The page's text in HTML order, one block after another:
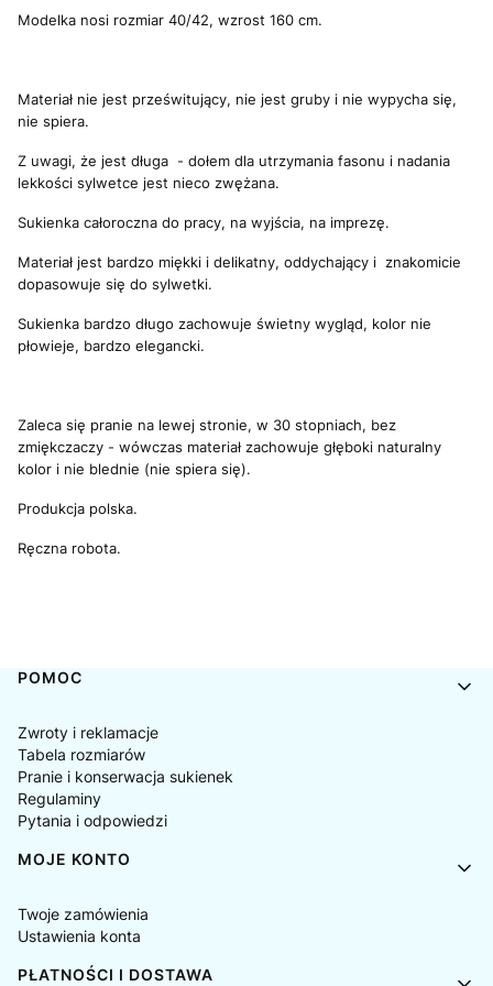
Modelka nosi rozmiar 40/42, wzrost 160 cm.
Materiał nie jest prześwitujący, nie jest gruby i nie wypycha się,
nie spiera.
Z uwagi, że jest długa - dołem dla utrzymania fasonu i nadania
lekkości sylwetce jest nieco zwężana.
Sukienka całoroczna do pracy, na wyjścia, na imprezę.
Materiał jest bardzo miękki i delikatny, oddychający i znakomicie
dopasowuje się do sylwetki.
Sukienka bardzo długo zachowuje świetny wygląd, kolor nie
płowieje, bardzo elegancki.
Zaleca się pranie na lewej stronie, w 30 stopniach, bez
zmiękczaczy - wówczas materiał zachowuje głęboki naturalny
kolor i nie blednie (nie spiera się).
Produkcja polska.
Ręczna robota.
Linki w stopce
POMOC
Zwroty i reklamacje
Tabela rozmiarów
Pranie i konserwacja sukienek
Regulaminy
Pytania i odpowiedzi
MOJE KONTO
Twoje zamówienia
Ustawienia konta
PŁATNOŚCI I DOSTAWA